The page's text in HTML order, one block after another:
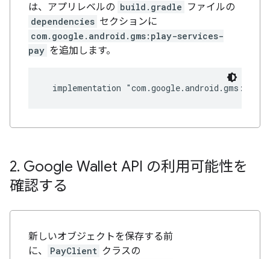
は、アプリレベルの build.gradle ファイルの
dependencies セクションに
com.google.android.gms:play-services-
pay を追加します。
2. Google Wallet API の利用可能性を
確認する
新しいオブジェクトを保存する前
に、
PayClient クラスの